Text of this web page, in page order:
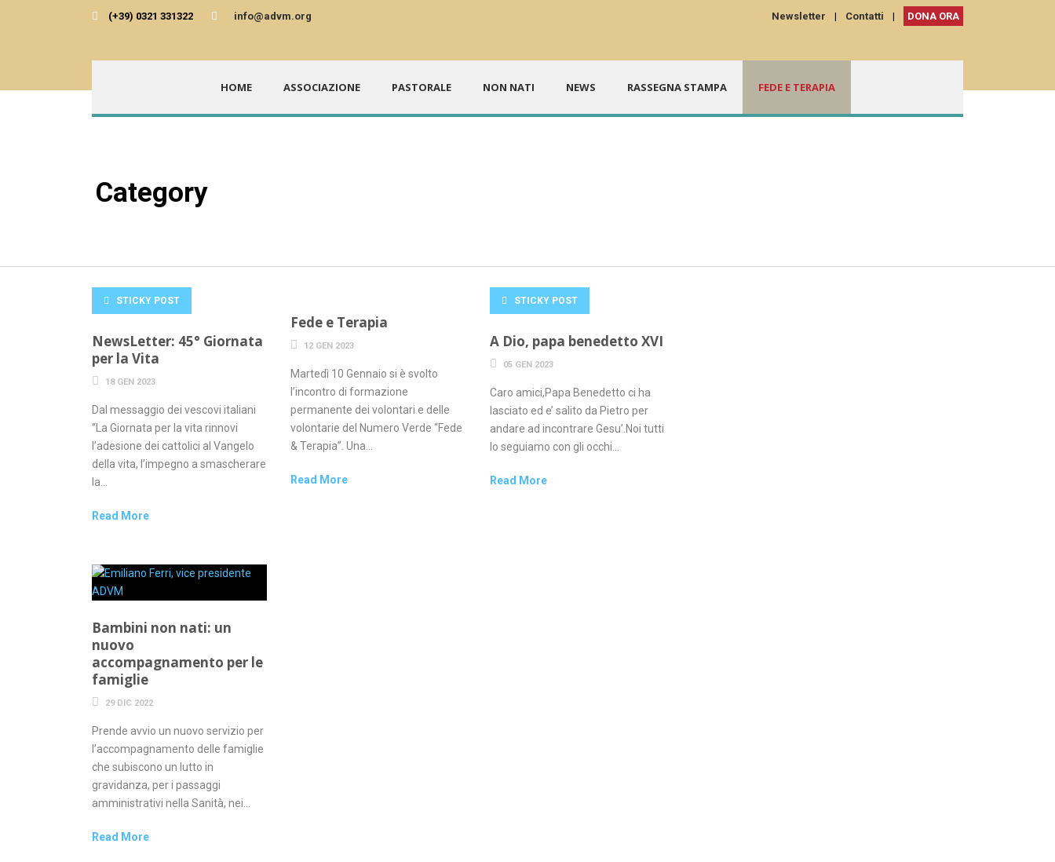
(+39) 0321 331322 info@advm.org Newsletter | Contatti | DONA ORA
HOME ASSOCIAZIONE PASTORALE NON NATI NEWS RASSEGNA STAMPA FEDE E TERAPIA
Category
STICKY POST
NewsLetter: 45° Giornata
per la Vita
18 GEN 2023
Dal messaggio dei vescovi italiani
“La Giornata per la vita rinnovi
l’adesione dei cattolici al Vangelo
della vita, l’impegno a smascherare
la...
Read More
Fede e Terapia
12 GEN 2023
Martedì 10 Gennaio si è svolto
l’incontro di formazione
permanente dei volontari e delle
volontarie del Numero Verde “Fede
& Terapia”. Una...
Read More
STICKY POST
A Dio, papa benedetto XVI
05 GEN 2023
Caro amici,Papa Benedetto ci ha
lasciato ed e’ salito da Pietro per
andare ad incontrare Gesu’.Noi tutti
lo seguiamo con gli occhi...
Read More
Bambini non nati: un
nuovo
accompagnamento per le
famiglie
29 DIC 2022
Prende avvio un nuovo servizio per
l’accompagnamento delle famiglie
che subiscono un lutto in
gravidanza, per i passaggi
amministrativi nella Sanità, nei...
Read More